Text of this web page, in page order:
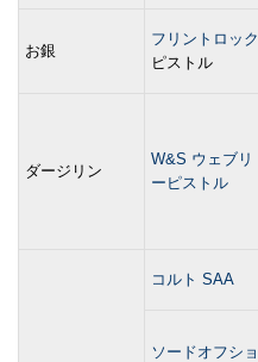
お銀
フリントロック
ピストル
ダージリン
W&S ウェブリ
ーピストル
コルト SAA
ソードオフショ